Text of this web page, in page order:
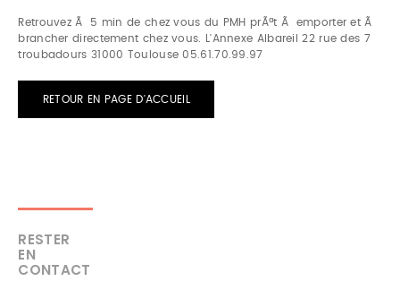
Retrouvez Ã 5 min de chez vous du PMH prÃªt Ã emporter et Ã
brancher directement chez vous. L'Annexe Albareil 22 rue des 7
troubadours 31000 Toulouse 05.61.70.99.97
RETOUR EN PAGE D'ACCUEIL
RESTER
EN
CONTACT